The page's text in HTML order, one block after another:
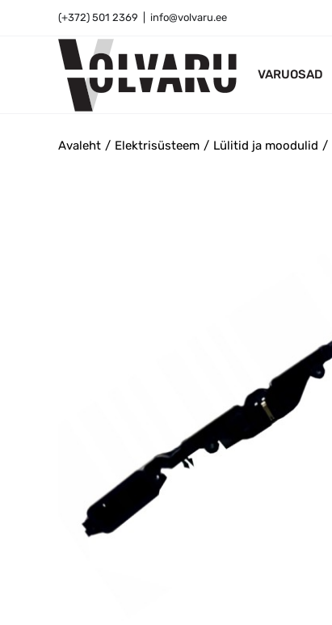
(+372) 501 2369 info@volvaru.ee
VARUOSAD
Avaleht Elektrisüsteem Lülitid ja moodulid